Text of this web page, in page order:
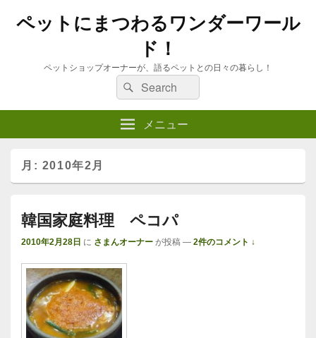
ペットにまつわるワンダーワール
ド！
ペットショップオーナーが、語るペットとの日々の暮らし！
検
索:
検
索
メニュー
月: 2010年2月
韓国家庭料理 ペコパ
2010年2月28日 に さまんオーナー が投稿 — 2件のコメント ↓